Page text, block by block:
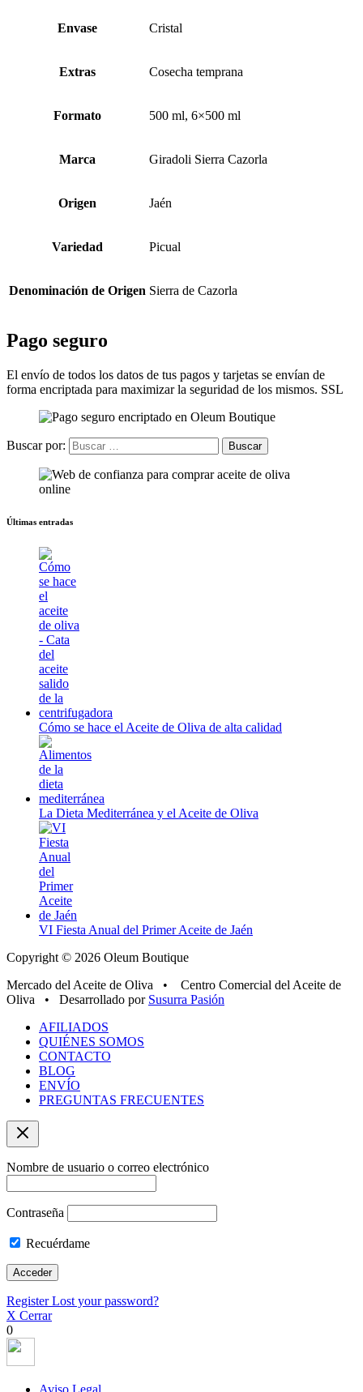
Envase Cristal
Extras Cosecha temprana
Formato 500 ml, 6×500 ml
Marca Giradoli Sierra Cazorla
Origen Jaén
Variedad Picual
Denominación de Origen Sierra de Cazorla
Pago seguro
El envío de todos los datos de tus pagos y tarjetas se envían de
forma encriptada para maximizar la seguridad de los mismos. SSL
Buscar por:
Últimas entradas
Cómo se hace el Aceite de Oliva de alta calidad
La Dieta Mediterránea y el Aceite de Oliva
VI Fiesta Anual del Primer Aceite de Jaén
Copyright © 2026 Oleum Boutique
Mercado del Aceite de Oliva • Centro Comercial del Aceite de
Oliva • Desarrollado por Susurra Pasión
AFILIADOS
QUIÉNES SOMOS
CONTACTO
BLOG
ENVÍO
PREGUNTAS FRECUENTES
Nombre de usuario o correo electrónico
Contraseña
Recuérdame
Register Lost your password?
X Cerrar
0
Aviso Legal